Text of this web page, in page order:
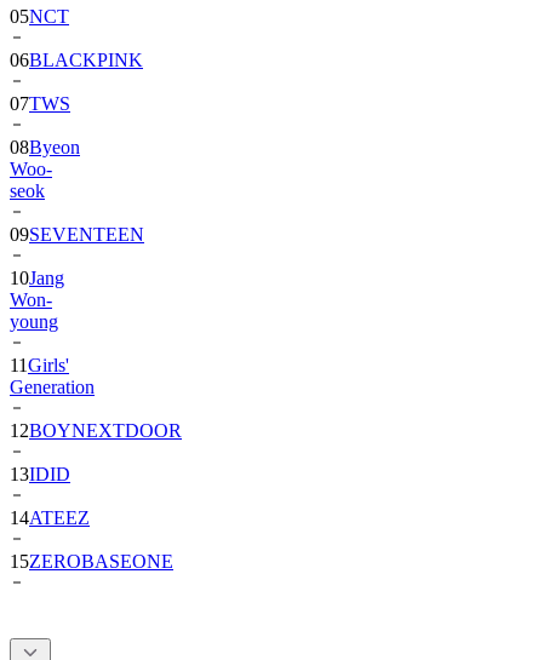
06BLACKPINK
07TWS
08Byeon
Woo-
seok
09SEVENTEEN
10Jang
Won-
young
11Girls'
Generation
12BOYNEXTDOOR
13IDID
14ATEEZ
15ZEROBASEONE